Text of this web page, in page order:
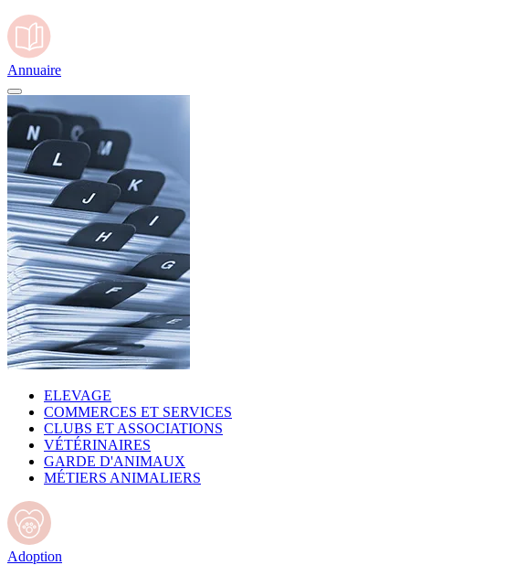
Annuaire
ELEVAGE
COMMERCES ET SERVICES
CLUBS ET ASSOCIATIONS
VÉTÉRINAIRES
GARDE D'ANIMAUX
MÉTIERS ANIMALIERS
Adoption